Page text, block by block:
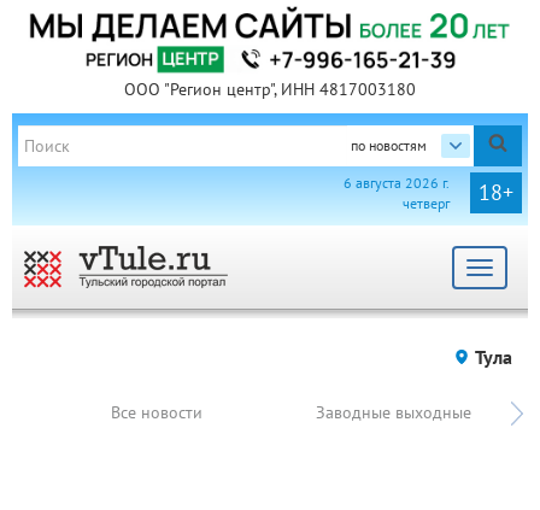
ООО "Регион центр", ИНН 4817003180
по новостям
18+
6 августа 2026 г.
четверг
Toggle
Тула
Все новости Заводные выходные